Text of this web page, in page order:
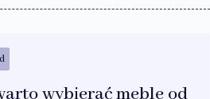
wybierać meble od